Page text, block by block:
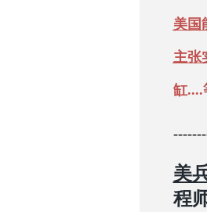
美国
主张
缸....
美
程